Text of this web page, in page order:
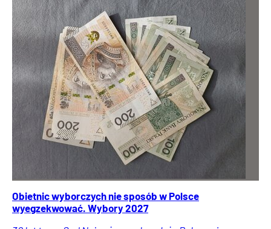
Obietnic wyborczych nie sposób w Polsce
wyegzekwować. Wybory 2027